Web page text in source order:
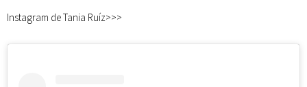
Instagram de Tania Ruíz>>>